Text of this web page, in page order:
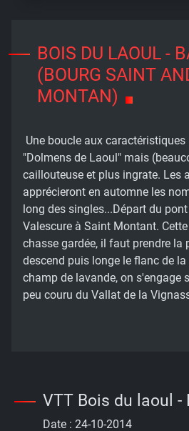
BOIS DU LAOUL -
(BOURG SAINT
MONTAN)
Une boucle aux
"Dolmens de Laoul" mais
caillouteuse et plus ingrate. Les
apprécieront en automne les
long des singles...Départ du
Valescure à Saint Montant.
chasse gardée, il faut prendre la
descend puis longe le flanc de
champ de lavande, on s'engage
peu couru du Vallat de la
VTT Bois du laoul -
Date : 24-10-2014